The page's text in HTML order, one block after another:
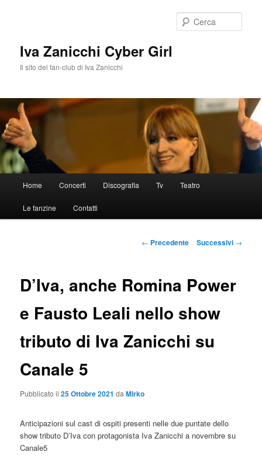
Iva Zanicchi Cyber Girl
Il sito del fan-club di Iva Zanicchi
principale
Home Concerti Discografia Tv Teatro
Le fanzine Contatti
Navigazione
← Precedente Successivi →
D’Iva, anche Romina Power
e Fausto Leali nello show
tributo di Iva Zanicchi su
Canale 5
Pubblicato il25 Ottobre 2021 daMirko
Anticipazioni sul cast di ospiti presenti nelle due puntate dello
show tributo D’Iva con protagonista Iva Zanicchi a novembre su
Canale5